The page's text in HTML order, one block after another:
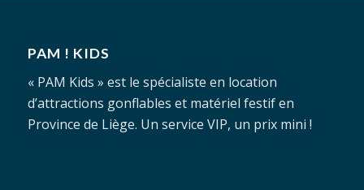
PAM ! KIDS
« PAM Kids » est le spécialiste en location
d’attractions gonflables et matériel festif en
Province de Liège. Un service VIP, un prix mini !